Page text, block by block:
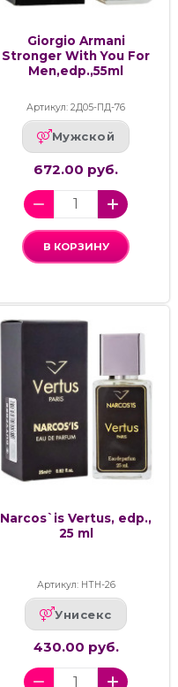
Giorgio Armani
Stronger With You For
Men,edp.,55ml
Артикул: 2Д05-ПД-76
Мужской
672.00 руб.
В КОРЗИНУ
Narcos`is Vertus, edp.,
25 ml
Артикул: НТН-26
Унисекс
430.00 руб.